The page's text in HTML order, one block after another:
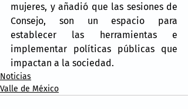
mujeres, y añadió que las sesiones de
Consejo, son un espacio para
establecer las herramientas e
implementar políticas públicas que
impactan a la sociedad.
Noticias
Valle de México